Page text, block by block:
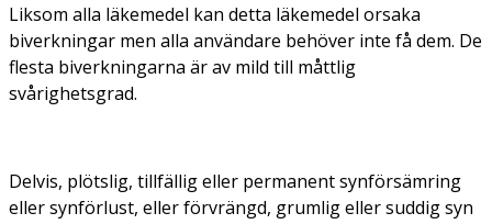
Liksom alla läkemedel kan detta läkemedel orsaka
biverkningar men alla användare behöver inte få dem. De
flesta biverkningarna är av mild till måttlig
svårighetsgrad.
Delvis, plötslig, tillfällig eller permanent synförsämring
eller synförlust, eller förvrängd, grumlig eller suddig syn